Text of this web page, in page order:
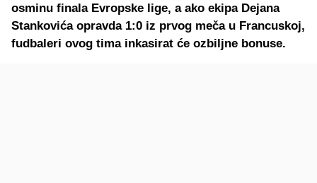
osminu finala Evropske lige, a ako ekipa Dejana
Stankovića opravda 1:0 iz prvog meča u Francuskoj,
fudbaleri ovog tima inkasirat će ozbiljne bonuse.